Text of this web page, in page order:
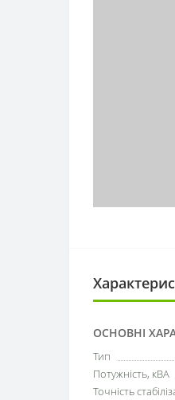
ОСНОВНІ
Тип
Потужність, кВА
Точність